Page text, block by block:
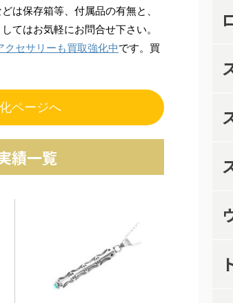
は保存箱等、付属品の有無と、
てはお気軽にお問合せ下さい。
クセサリーも買取強化中です。買
ページへ
績一覧